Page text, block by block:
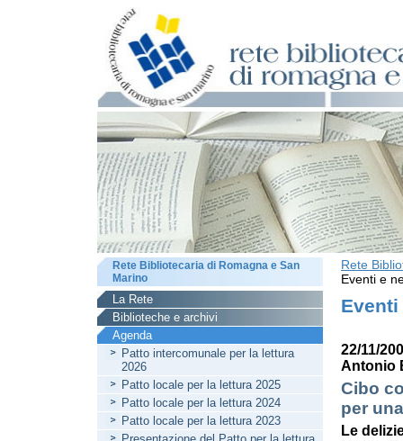
Rete
Eventi e
Eventi
22/11/
Antonio
Cibo
per
Le
Rete Bibliotecaria di Romagna e San
Marino
La Rete
Biblioteche e archivi
Agenda
Patto intercomunale per la lettura
2026
Patto locale per la lettura 2025
Patto locale per la lettura 2024
Patto locale per la lettura 2023